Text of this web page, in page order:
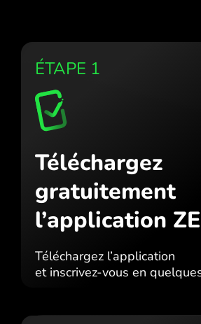
ÉTAPE 1
Téléchargez
gratuitement
l’application
Téléchargez l’application
et inscrivez-vous en